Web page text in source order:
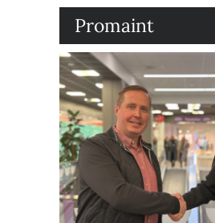
Promaint